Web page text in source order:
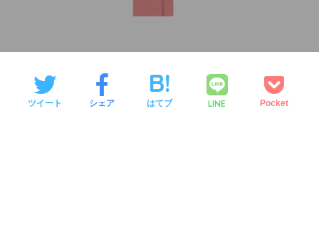
ツイート シェア はてブ LINE Pocket